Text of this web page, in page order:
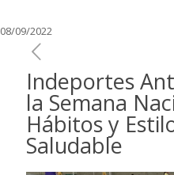
08/09/2022
Indeportes
la Semana
Hábitos y
Saludable